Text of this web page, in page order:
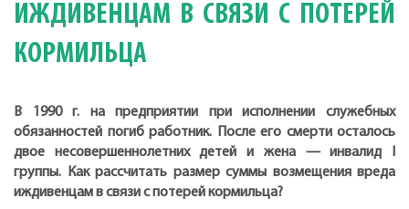
ИЖДИВЕНЦАМ В СВЯЗИ С ПОТЕРЕЙ
КОРМИЛЬЦА
В 1990 г. на предприятии при исполнении служебных
обязанностей погиб работник. После его смерти осталось
двое несовершеннолетних детей и жена — инвалид I
группы. Как рассчитать размер суммы возмещения вреда
иждивенцам в связи с потерей кормильца?